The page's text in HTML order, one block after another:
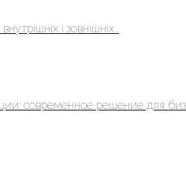
і зовнішніх...
современное решение для